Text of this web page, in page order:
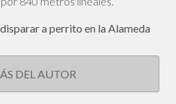
a perrito en la Alameda
DEL AUTOR